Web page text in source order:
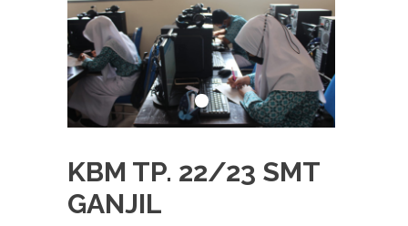
KBM TP. 22/23 SMT
GANJIL